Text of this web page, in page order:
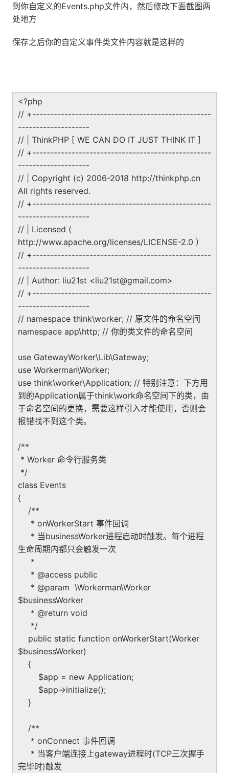
到你自定义的Events.php文件内，然后修改下面截图两
处地方
保存之后你的自定义事件类文件内容就是这样的
<?php
// +--------------------------------------------------
--------------------
// | ThinkPHP [ WE CAN DO IT JUST THINK IT ]
// +--------------------------------------------------
--------------------
// | Copyright (c) 2006-2018 http://thinkphp.cn
All rights reserved.
// +--------------------------------------------------
--------------------
// | Licensed (
http://www.apache.org/licenses/LICENSE-2.0 )
// +--------------------------------------------------
--------------------
// | Author: liu21st <liu21st@gmail.com>
// +--------------------------------------------------
--------------------
// namespace think\worker; // 原文件的命名空间
namespace app\http; // 你的类文件的命名空间
use GatewayWorker\Lib\Gateway;
use Workerman\Worker;
use think\worker\Application; // 特别注意：下方用
到的Application属于think\work命名空间下的类，由
于命名空间的更换，需要这样引入才能使用，否则会
报错找不到这个类。
/**
* Worker 命令行服务类
*/
class Events
{
/**
* onWorkerStart 事件回调
* 当businessWorker进程启动时触发。每个进程
生命周期内都只会触发一次
*
* @access public
* @param \Workerman\Worker
$businessWorker
* @return void
*/
public static function onWorkerStart(Worker
$businessWorker)
{
$app = new Application;
$app->initialize();
}
/**
* onConnect 事件回调
* 当客户端连接上gateway进程时(TCP三次握手
完毕时)触发